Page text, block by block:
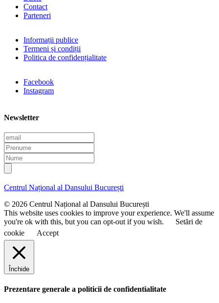
Contact
Parteneri
Informații publice
Termeni și condiții
Politica de confidențialitate
Facebook
Instagram
Newsletter
E
m
a
i
l
P
r
e
n
m
N
u
m
e
Centrul Național al Dansului București
© 2026 Centrul Național al Dansului București
This website uses cookies to improve your experience. We'll assume
you're ok with this, but you can opt-out if you wish.
Setări de
cookie
Accept
Închide
Prezentare generale a politicii de confidentialitate